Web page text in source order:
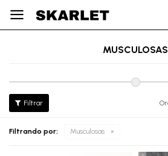

MUSCULOSAS
Filtrando por: Musculosas